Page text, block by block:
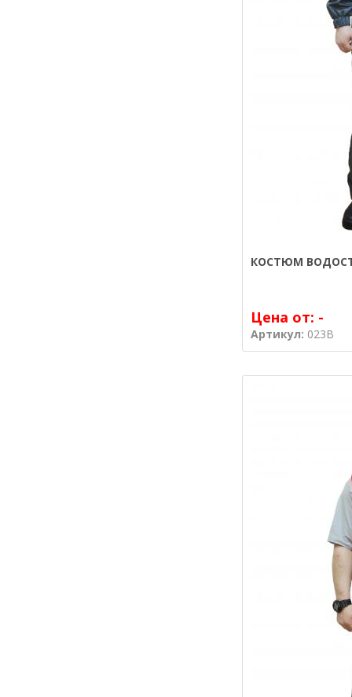
КОСТЮМ
Цена от: -
Артикул: 023В